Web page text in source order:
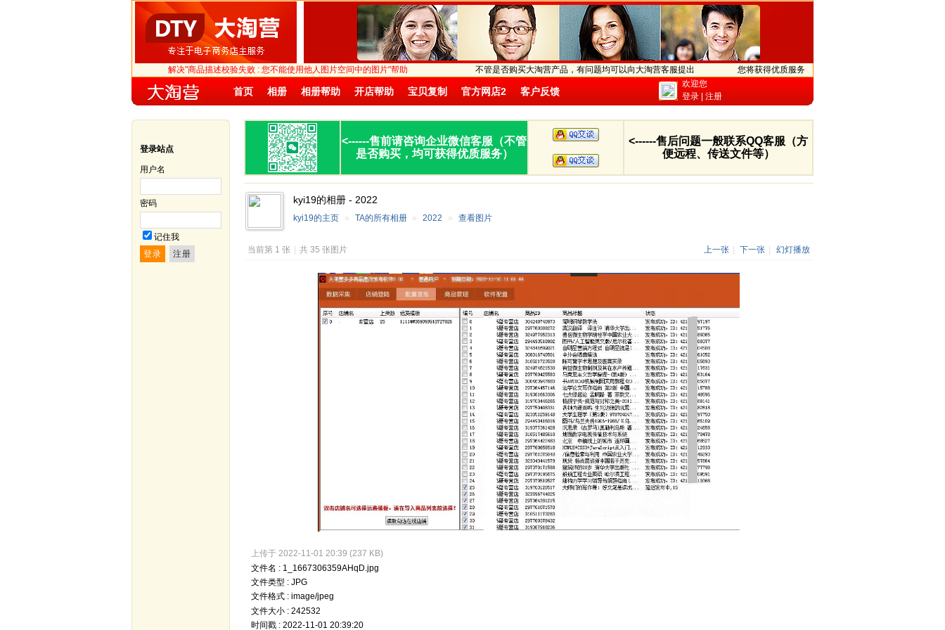
解决"商品描述校验失败 : 您不能使用他人图片空间中的图片"帮助 不管是否购买大淘营产品，有问题均可以向大淘营客服提出 您将获得优质服务
首页 相册 相册帮助 开店帮助 宝贝复制 官方网店2 客户反馈
欢迎您
登录
注册
登录站点
用户名
密码
记住我
<------售前请咨询企业微信客服（不管
是否购买，均可获得优质服务）
<------售后问题一般联系QQ客服（方
便远程、传送文件等）
kyi19的相册 - 2022
kyi19的主页 » TA的所有相册 » 2022 » 查看图片
上一张 下一张 幻灯播放
当前第 1 张 共 35 张图片
上传于 2022-11-01 20:39 (237 KB)
文件名 : 1_1667306359AHqD.jpg
文件类型 : JPG
文件格式 : image/jpeg
文件大小 : 242532
时间戳 : 2022-11-01 20:39:20